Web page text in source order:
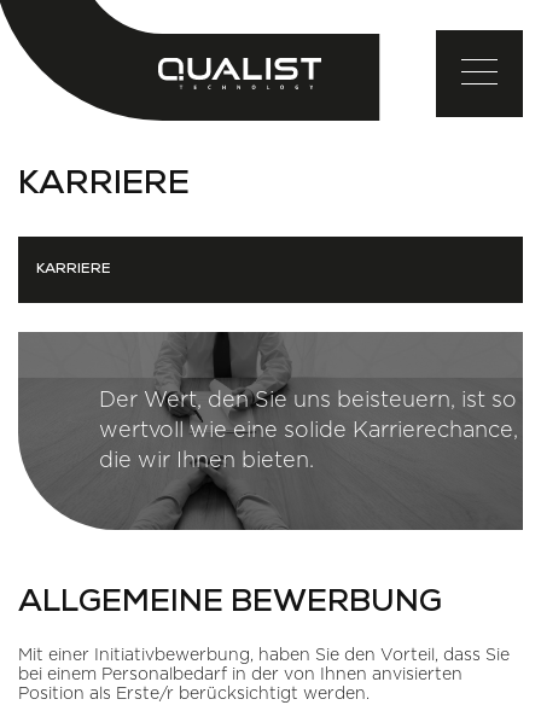
TR
DE
KARRIERE
KARRIERE
Der Wert, den Sie uns beisteuern, ist so
wertvoll wie eine solide Karrierechance,
die wir Ihnen bieten.
ALLGEMEINE BEWERBUNG
Mit einer Initiativbewerbung, haben Sie den Vorteil, dass Sie
bei einem Personalbedarf in der von Ihnen anvisierten
Position als Erste/r berücksichtigt werden.